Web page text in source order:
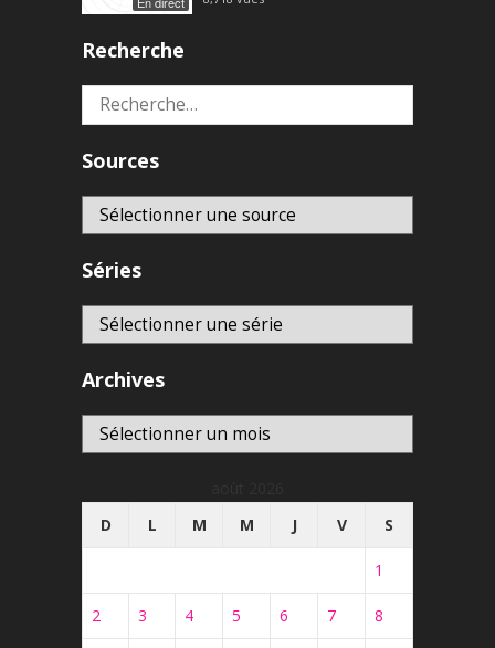
Recherche
Rechercher :
Sources
Séries
Archives
Archives
D
L M M J V S
1
2 3 4 5 6 7 8